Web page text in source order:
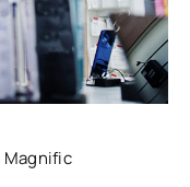
Magnific